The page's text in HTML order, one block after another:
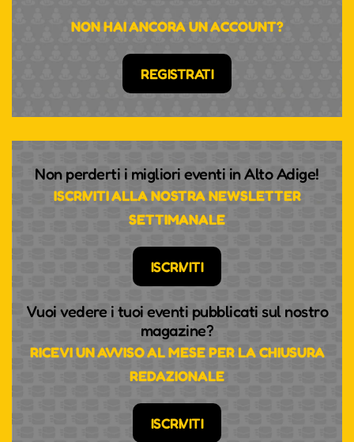
NON HAI ANCORA UN ACCOUNT?
REGISTRATI
Non perderti i migliori eventi in Alto Adige!
ISCRIVITI ALLA NOSTRA NEWSLETTER
SETTIMANALE
ISCRIVITI
Vuoi vedere i tuoi eventi pubblicati sul nostro
magazine?
RICEVI UN AVVISO AL MESE PER LA CHIUSURA
REDAZIONALE
ISCRIVITI